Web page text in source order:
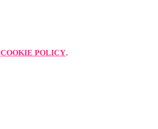
COOKIE POLICY.